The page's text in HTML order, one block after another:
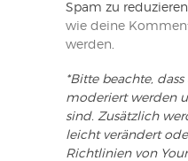
Spam zu reduzieren.
wie deine
werden
*Bitte beachte,
moderiert werden
sind. Zusätzlich
leicht verändert
Richtlinien von